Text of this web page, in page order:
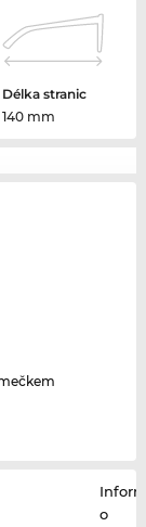
Délka stranic
140 mm
o